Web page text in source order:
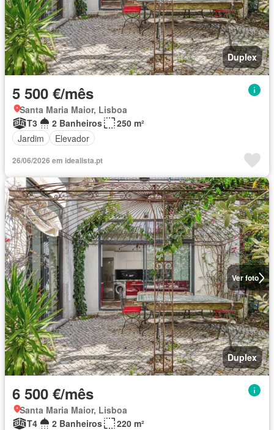
Duplex
5 500 €/mês
Santa Maria Maior, Lisboa
T3
2 Banheiros
250 m²
Jardim
Elevador
26/06/2026 em idealista.pt
Ver foto
Duplex
6 500 €/mês
Santa Maria Maior, Lisboa
T4
2 Banheiros
220 m²